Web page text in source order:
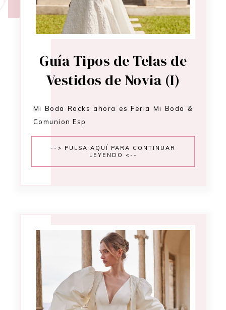
Guía Tipos de Telas de
Vestidos de Novia (I)
Mi Boda Rocks ahora es Feria Mi Boda &
Comunion Esp
--> PULSA AQUÍ PARA CONTINUAR
LEYENDO <--